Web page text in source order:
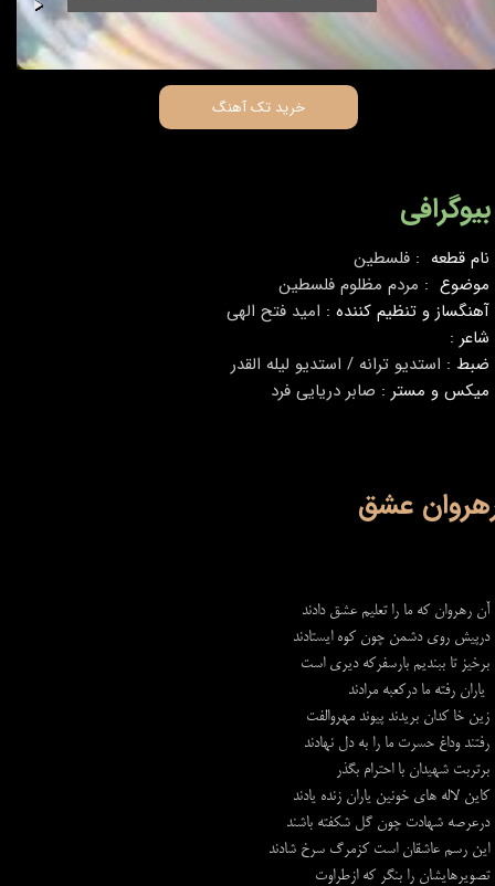
00:00/00:00
بیوگرافی
نام قطعه :فلسطین
موضوع : مردم مظلوم فلسطین
آهنگساز و تنظیم کننده : امید فتح الهی
شاعر :
ضبط : استدیو ترانه / استدیو لیله القدر
میکس و مستر : صابر دریایی فرد
خرید تک آهنگ
عشق
آن رهروان که ما را تعلیم عشق دادند
درپیش روی دشمن چون کوه ایستادند
برخیز تا ببندیم بارسفرکه دیری است
یاران رفته ما درکعبه مرادند
زین خا کدان بریدند پیوند مهروالفت
رفتند وداغ حسرت ما را به دل نهادند
برتربت شهیدان با احترام بگذر
کاین لاله های خونین یاران زنده یادند
درعرصه شهادت چون گل شکفته باشند
این رسم عاشقان است کزمرگ سرخ شادند
تصویرهایشان را بنگر که ازطراوت